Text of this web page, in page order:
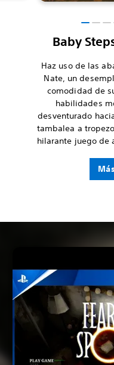
Baby
Haz uso de las
Nate, un
comodidad de
habilidades
desventurado
tambalea a
hilarante juego de